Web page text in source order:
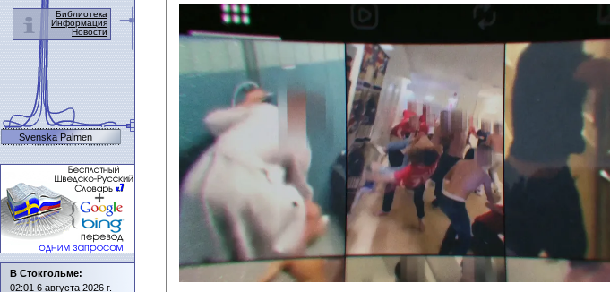
Библиотека
Информация
Новости
Svenska Palmen
В Стокгольме:
02:01 6 августа 2026 г.